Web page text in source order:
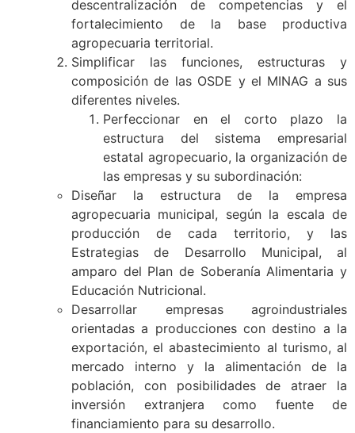
descentralización de competencias y el
fortalecimiento de la base productiva
agropecuaria territorial.
Simplificar las funciones, estructuras y
composición de las OSDE y el MINAG a sus
diferentes niveles.
Perfeccionar en el corto plazo la
estructura del sistema empresarial
estatal agropecuario, la organización de
las empresas y su subordinación:
Diseñar la estructura de la empresa
agropecuaria municipal, según la escala de
producción de cada territorio, y las
Estrategias de Desarrollo Municipal, al
amparo del Plan de Soberanía Alimentaria y
Educación Nutricional.
Desarrollar empresas agroindustriales
orientadas a producciones con destino a la
exportación, el abastecimiento al turismo, al
mercado interno y la alimentación de la
población, con posibilidades de atraer la
inversión extranjera como fuente de
financiamiento para su desarrollo.